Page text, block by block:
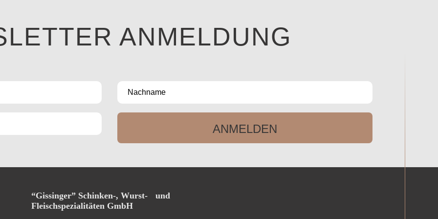
ANMELDUNG
ANMELDEN
“Gissinger” Schinken-, Wurst- und
Fleischspezialitäten GmbH